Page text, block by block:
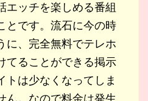
エッチを楽しめる番組
とです。流石に今の時
に、完全無料でテレホ
てることができる掲示
トは少なくなってしま
ん。なので料金は発生